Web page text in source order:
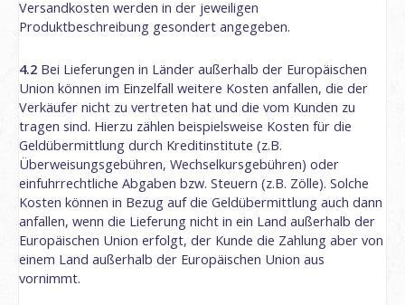
Versandkosten werden in der jeweiligen
Produktbeschreibung gesondert angegeben.
4.2 Bei Lieferungen in Länder außerhalb der Europäischen
Union können im Einzelfall weitere Kosten anfallen, die der
Verkäufer nicht zu vertreten hat und die vom Kunden zu
tragen sind. Hierzu zählen beispielsweise Kosten für die
Geldübermittlung durch Kreditinstitute (z.B.
Überweisungsgebühren, Wechselkursgebühren) oder
einfuhrrechtliche Abgaben bzw. Steuern (z.B. Zölle). Solche
Kosten können in Bezug auf die Geldübermittlung auch dann
anfallen, wenn die Lieferung nicht in ein Land außerhalb der
Europäischen Union erfolgt, der Kunde die Zahlung aber von
einem Land außerhalb der Europäischen Union aus
vornimmt.